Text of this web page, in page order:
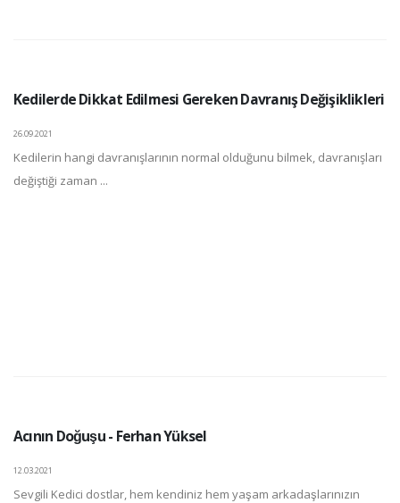
Kedilerde Dikkat Edilmesi Gereken Davranış Değişiklikleri
26.09.2021
Kedilerin hangi davranışlarının normal olduğunu bilmek, davranışları
değiştiği zaman ...
Acının Doğuşu - Ferhan Yüksel
12.03.2021
Sevgili Kedici dostlar, hem kendiniz hem yaşam arkadaşlarınızın